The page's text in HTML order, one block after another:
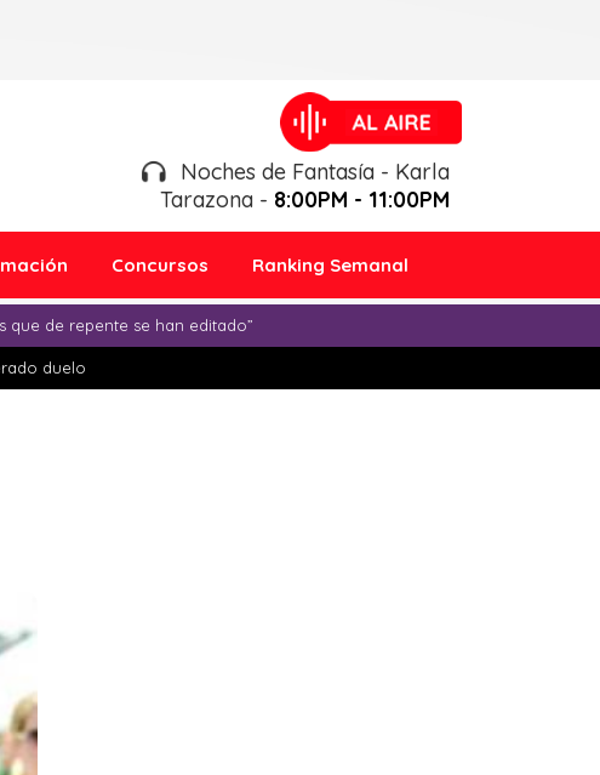
Noches de Fantasía - Karla
Tarazona - 8:00PM - 11:00PM
Concursos Ranking Semanal
que de repente se han editado”
duelo